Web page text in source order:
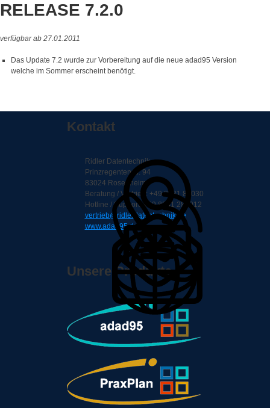
RELEASE 7.2.0
verfügbar ab 27.01.2011
Das Update 7.2 wurde zur Vorbereitung auf die neue adad95 Version
welche im Sommer erscheint benötigt.
Kontakt
Ridler Datentechnik
Prinzregentenstr. 94
83024 Rosenheim
Beratung / Vertrieb: +49 8031 88030
Hotline / Support: +49 8031 286012
vertrieb@ridlerdatentechnik.de
www.adad95.de
Unsere Produkte